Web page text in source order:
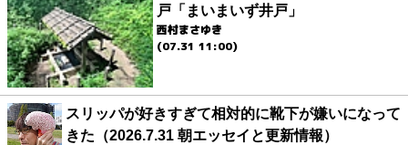
戸「まいまいず井戸」
西村まさゆき
(07.31 11:00)
スリッパが好きすぎて相対的に靴下が嫌いになって
きた（2026.7.31 朝エッセイと更新情報）